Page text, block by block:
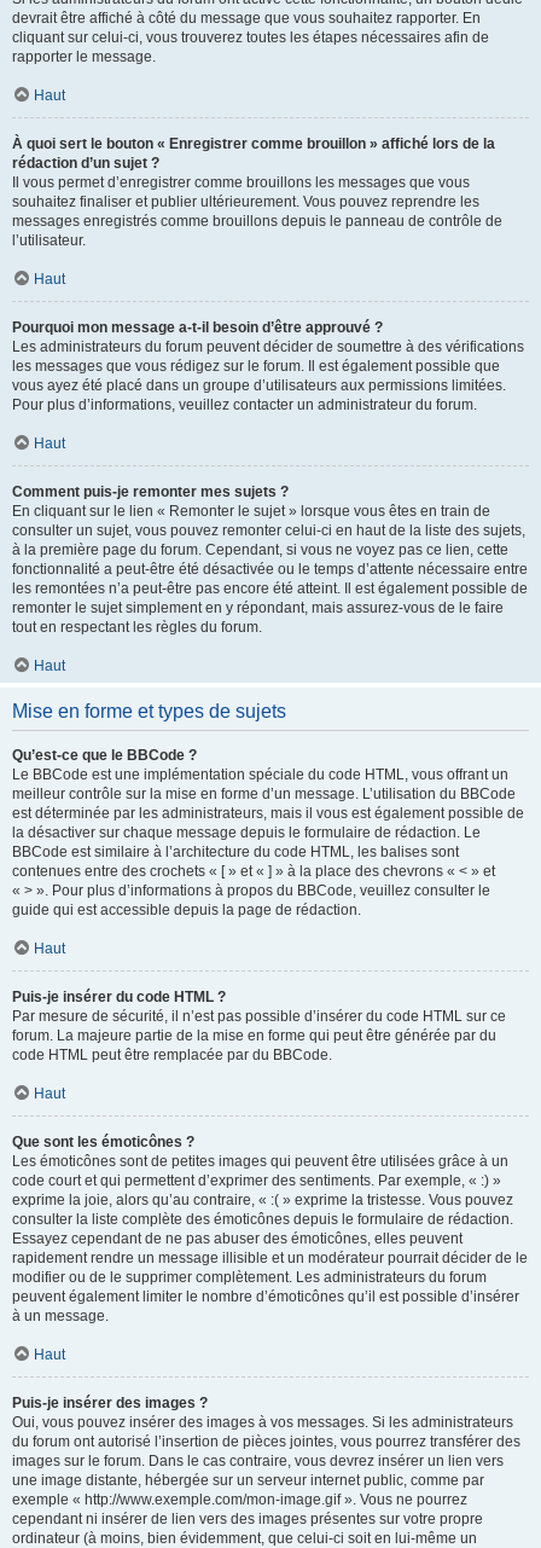
devrait être affiché à côté du message que vous souhaitez rapporter. En
cliquant sur celui-ci, vous trouverez toutes les étapes nécessaires afin de
rapporter le message.
Haut
À quoi sert le bouton « Enregistrer comme brouillon » affiché lors de la
rédaction d’un sujet ?
Il vous permet d’enregistrer comme brouillons les messages que vous
souhaitez finaliser et publier ultérieurement. Vous pouvez reprendre les
messages enregistrés comme brouillons depuis le panneau de contrôle de
l’utilisateur.
Haut
Pourquoi mon message a-t-il besoin d’être approuvé ?
Les administrateurs du forum peuvent décider de soumettre à des vérifications
les messages que vous rédigez sur le forum. Il est également possible que
vous ayez été placé dans un groupe d’utilisateurs aux permissions limitées.
Pour plus d’informations, veuillez contacter un administrateur du forum.
Haut
Comment puis-je remonter mes sujets ?
En cliquant sur le lien « Remonter le sujet » lorsque vous êtes en train de
consulter un sujet, vous pouvez remonter celui-ci en haut de la liste des sujets,
à la première page du forum. Cependant, si vous ne voyez pas ce lien, cette
fonctionnalité a peut-être été désactivée ou le temps d’attente nécessaire entre
les remontées n’a peut-être pas encore été atteint. Il est également possible de
remonter le sujet simplement en y répondant, mais assurez-vous de le faire
tout en respectant les règles du forum.
Haut
Mise en forme et types de sujets
Qu’est-ce que le BBCode ?
Le BBCode est une implémentation spéciale du code HTML, vous offrant un
meilleur contrôle sur la mise en forme d’un message. L’utilisation du BBCode
est déterminée par les administrateurs, mais il vous est également possible de
la désactiver sur chaque message depuis le formulaire de rédaction. Le
BBCode est similaire à l’architecture du code HTML, les balises sont
contenues entre des crochets « [ » et « ] » à la place des chevrons « < » et
« > ». Pour plus d’informations à propos du BBCode, veuillez consulter le
guide qui est accessible depuis la page de rédaction.
Haut
Puis-je insérer du code HTML ?
Par mesure de sécurité, il n’est pas possible d’insérer du code HTML sur ce
forum. La majeure partie de la mise en forme qui peut être générée par du
code HTML peut être remplacée par du BBCode.
Haut
Que sont les émoticônes ?
Les émoticônes sont de petites images qui peuvent être utilisées grâce à un
code court et qui permettent d’exprimer des sentiments. Par exemple, « :) »
exprime la joie, alors qu’au contraire, « :( » exprime la tristesse. Vous pouvez
consulter la liste complète des émoticônes depuis le formulaire de rédaction.
Essayez cependant de ne pas abuser des émoticônes, elles peuvent
rapidement rendre un message illisible et un modérateur pourrait décider de le
modifier ou de le supprimer complètement. Les administrateurs du forum
peuvent également limiter le nombre d’émoticônes qu’il est possible d’insérer
à un message.
Haut
Puis-je insérer des images ?
Oui, vous pouvez insérer des images à vos messages. Si les administrateurs
du forum ont autorisé l’insertion de pièces jointes, vous pourrez transférer des
images sur le forum. Dans le cas contraire, vous devrez insérer un lien vers
une image distante, hébergée sur un serveur internet public, comme par
exemple « http://www.exemple.com/mon-image.gif ». Vous ne pourrez
cependant ni insérer de lien vers des images présentes sur votre propre
ordinateur (à moins, bien évidemment, que celui-ci soit en lui-même un